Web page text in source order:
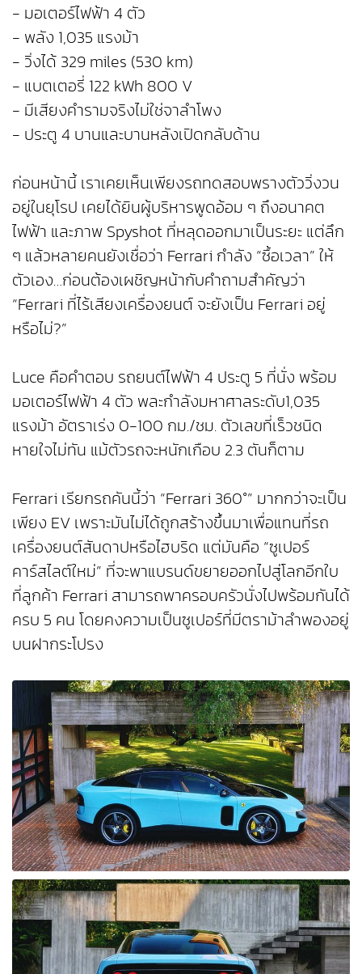
- มอเตอร์ไฟฟ้า 4 ตัว
- พลัง 1,035 แรงม้า
- วิ่งได้ 329 miles (530 km)
- แบตเตอรี่ 122 kWh 800 V
- มีเสียงคำรามจริงไม่ใช่จาลำโพง
- ประตู 4 บานและบานหลังเปิดกลับด้าน
ก่อนหน้านี้ เราเคยเห็นเพียงรถทดสอบพรางตัววิ่งวน
อยู่ในยุโรป เคยได้ยินผู้บริหารพูดอ้อม ๆ ถึงอนาคต
ไฟฟ้า และภาพ Spyshot ที่หลุดออกมาเป็นระยะ แต่ลึก
ๆ แล้วหลายคนยังเชื่อว่า Ferrari กำลัง “ซื้อเวลา” ให้
ตัวเอง…ก่อนต้องเผชิญหน้ากับคำถามสำคัญว่า
“Ferrari ที่ไร้เสียงเครื่องยนต์ จะยังเป็น Ferrari อยู่
หรือไม่?”
Luce คือคำตอบ รถยนต์ไฟฟ้า 4 ประตู 5 ที่นั่ง พร้อม
มอเตอร์ไฟฟ้า 4 ตัว พละกำลังมหาศาลระดับ1,035
แรงม้า อัตราเร่ง 0-100 กม./ชม. ตัวเลขที่เร็วชนิด
หายใจไม่ทัน แม้ตัวรถจะหนักเกือบ 2.3 ตันก็ตาม
Ferrari เรียกรถคันนี้ว่า “Ferrari 360°” มากกว่าจะเป็น
เพียง EV เพราะมันไม่ได้ถูกสร้างขึ้นมาเพื่อแทนที่รถ
เครื่องยนต์สันดาปหรือไฮบริด แต่มันคือ “ซูเปอร์
คาร์สไลต์ใหม่” ที่จะพาแบรนด์ขยายออกไปสู่โลกอีกใบ
ที่ลูกค้า Ferrari สามารถพาครอบครัวนั่งไปพร้อมกันได้
ครบ 5 คน โดยคงความเป็นซูเปอร์ที่มีตราม้าลำพองอยู่
บนฝากระโปรง